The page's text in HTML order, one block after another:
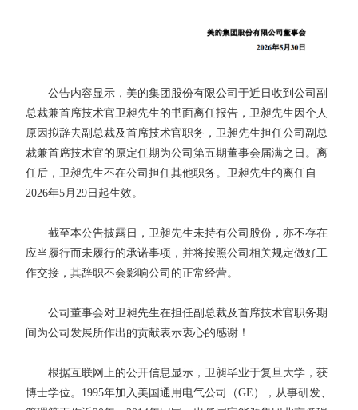
公告内容显示，美的集团股份有限公司于近日收到公司副
总裁兼首席技术官卫昶先生的书面离任报告，卫昶先生因个人
原因拟辞去副总裁及首席技术官职务，卫昶先生担任公司副总
裁兼首席技术官的原定任期为公司第五期董事会届满之日。离
任后，卫昶先生不在公司担任其他职务。卫昶先生的离任自
2026年5月29日起生效。
截至本公告披露日，卫昶先生未持有公司股份，亦不存在
应当履行而未履行的承诺事项，并将按照公司相关规定做好工
作交接，其辞职不会影响公司的正常经营。
公司董事会对卫昶先生在担任副总裁及首席技术官职务期
间为公司发展所作出的贡献表示衷心的感谢！
根据互联网上的公开信息显示，卫昶毕业于复旦大学，获
博士学位。1995年加入美国通用电气公司（GE），从事研发、